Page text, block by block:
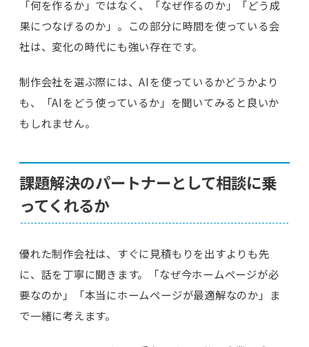
「何を作るか」ではなく、「なぜ作るのか」「どう成
果につなげるのか」。この部分に時間を使っている会
社は、変化の時代にも強い存在です。
制作会社を選ぶ際には、AIを使っているかどうかより
も、「AIをどう使っているか」を聞いてみると良いか
もしれません。
課題解決のパートナーとして相談に乗
ってくれるか
優れた制作会社は、すぐに見積もりを出すよりも先
に、話を丁寧に聞きます。「なぜ今ホームページが必
要なのか」「本当にホームページが最適解なのか」ま
で一緒に考えます。